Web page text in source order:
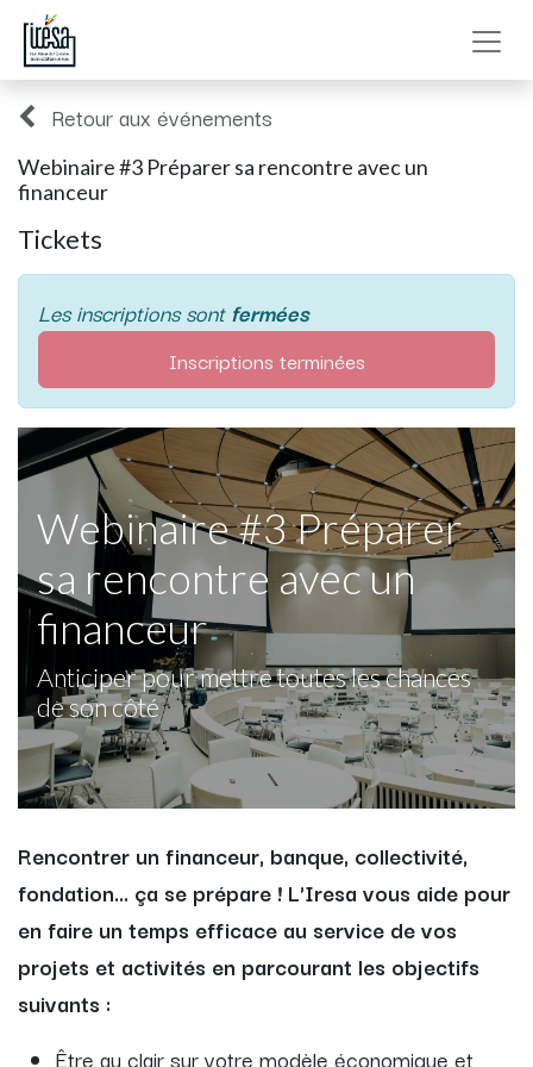
Retour aux événements
Webinaire #3 Préparer sa rencontre avec un
financeur
Tickets
Les inscriptions sontfermées
Inscriptions terminées
Webinaire #3 Préparer
sa rencontre avec un
financeur
Anticiper pour mettre toutes les chances
de son côté
Rencontrer un financeur, banque, collectivité,
fondation... ça se prépare ! L'Iresa vous aide pour
en faire un temps efficace au service de vos
projets et activités en parcourant les objectifs
suivants :
Être au clair sur votre modèle économique et